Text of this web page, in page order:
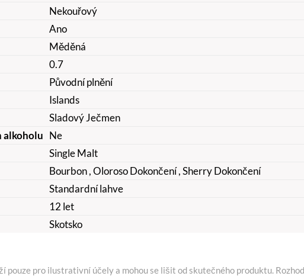
Nekouřový
Ano
Měděná
0.7
Původní plnění
Islands
Sladový Ječmen
alkoholu Ne
Single Malt
Bourbon, Oloroso Dokončení, Sherry Dokončení
Standardní lahve
12 let
Skotsko
pouze pro ilustrativní účely a mohou se lišit od skutečného produktu.